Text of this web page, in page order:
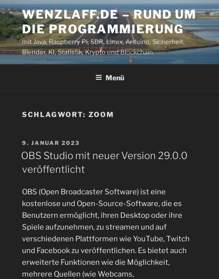
Zum
Inhalt
springen
WENZLAFF.DE – RUND UM
DIE PROGRAMMIERUNG
mit Java, Raspberry Pi, SDR, Linux, Arduino, Sicherheit,
Blender, KI, Statistik, Krypto und Blockchain
Menü
SCHLAGWORT: ZOOM
VERÖFFENTLICHT
AM
9. JANUAR 2023
OBS Studio mit neuer Version 29.0.0
veröffentlicht
OBS (Open Broadcaster Software) ist eine
kostenlose und Open-Source-Software, die es
Benutzern ermöglicht, ihren Desktop oder ihre
Spiele aufzunehmen, zu streamen und auf
verschiedenen Plattformen wie YouTube, Twitch
und Facebook zu veröffentlichen. Es bietet auch
erweiterte Funktionen wie die Möglichkeit,
mehrere Quellen (wie Webcams,